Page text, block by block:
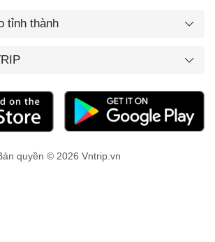
tỉnh thành
quyền © 2026 Vntrip.vn